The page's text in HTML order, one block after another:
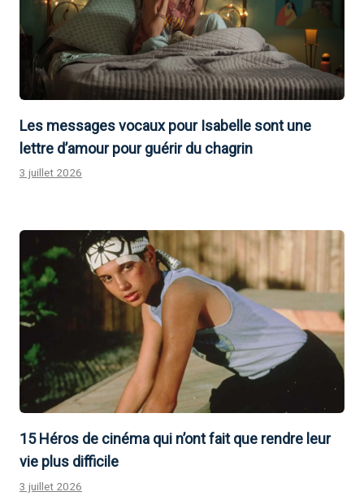
Les messages vocaux pour Isabelle sont une
lettre d’amour pour guérir du chagrin
3 juillet 2026
15 Héros de cinéma qui n’ont fait que rendre leur
vie plus difficile
3 juillet 2026